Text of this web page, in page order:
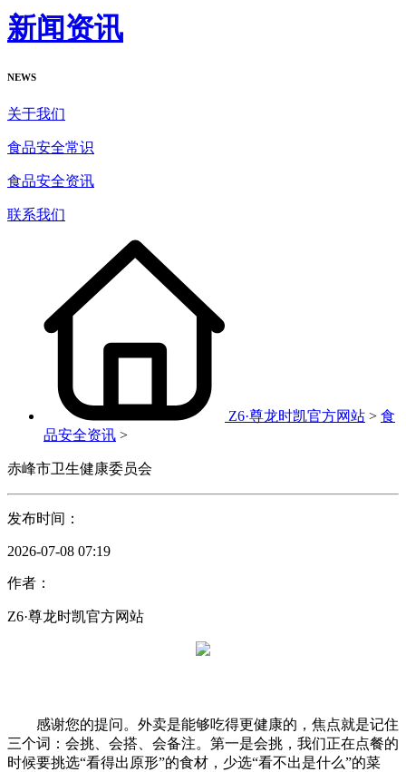
新闻资讯
NEWS
关于我们
食品安全常识
食品安全资讯
联系我们
Z6·尊龙时凯官方网站 > 食
品安全资讯 >
赤峰市卫生健康委员会
发布时间：
2026-07-08 07:19
作者：
Z6·尊龙时凯官方网站
感谢您的提问。外卖是能够吃得更健康的，焦点就是记住
三个词：会挑、会搭、会备注。第一是会挑，我们正在点餐的
时候要挑选“看得出原形”的食材，少选“看不出是什么”的菜